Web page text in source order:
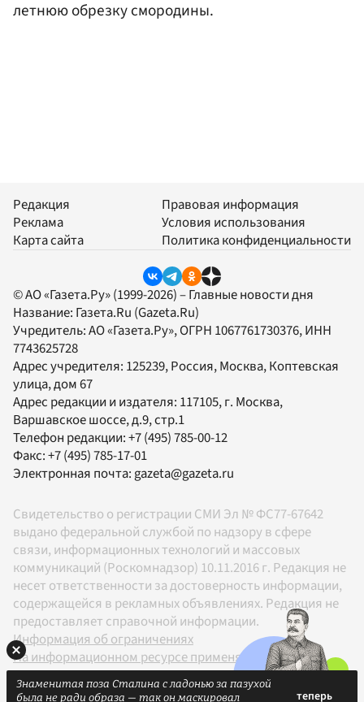
летнюю обрезку смородины.
Редакция
Реклама
Карта сайта
Правовая информация
Условия использования
Политика конфиденциальности
© АО «Газета.Ру» (1999-2026) – Главные новости дня
Название: Газета.Ru (Gazeta.Ru)
Учредитель:АО «Газета.Ру», ОГРН 1067761730376, ИНН
7743625728
Адрес учредителя: 125239, Россия, Москва, Коптевская
улица, дом 67
Адрес редакции и издателя: 117105, г. Москва,
Варшавское шоссе, д.9, стр.1
Телефон редакции:+7 (495) 785-00-12
Факс:+7 (495) 785-17-01
Электронная почта: gazeta@gazeta.ru
Свидетельство о регистрации СМИ Эл № ФС77-67642
выдано федеральной службой по надзору в сфере
связи, информационных технологий и массовых
коммуникаций (Роскомнадзор) 10.11.2016 г. Редакция не
несет ответственности за достоверность информации,
содержащейся в рекламных объявлениях. Редакция не
предоставляет справочной информации.
Информация об ограничениях
На информационном ресурсе применяются
рекомендательные технологии в соответствии с
Правилами
Знаменитая поза Сталина с ладонью за пазухой
была не ради образа — так он маскировал